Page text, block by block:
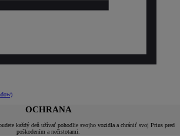
OCHRANA
každý deň užívať pohodlie svojho vozidla a chrániť svoj Prius pred
poškodením a nečistotami.